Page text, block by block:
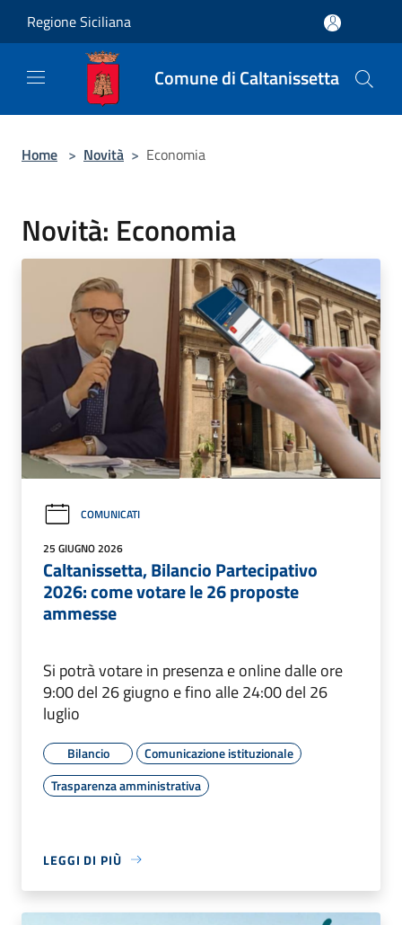
Regione Siciliana
Comune di Caltanissetta
Home > Novità > Economia
Novità: Economia
COMUNICATI
25 GIUGNO 2026
Caltanissetta, Bilancio Partecipativo
2026: come votare le 26 proposte
ammesse
Si potrà votare in presenza e online dalle ore
9:00 del 26 giugno e fino alle 24:00 del 26
luglio
Bilancio
Comunicazione istituzionale
Trasparenza amministrativa
LEGGI DI PIÙ